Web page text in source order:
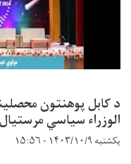
د کابل پوهنتون
الوزراء سیاسي
یکشنبه ۱۴۰۳/۱۰/۹ - ۱۵:۵۶